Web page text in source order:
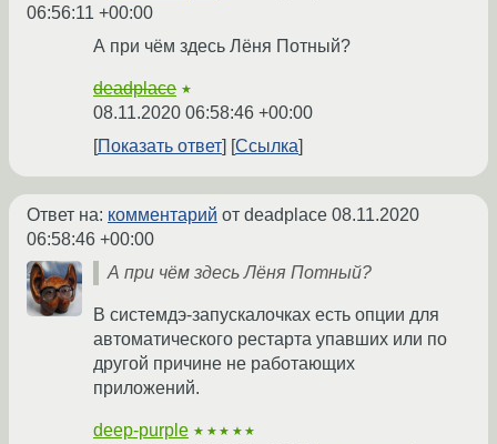
06:56:11 +00:00
А при чём здесь Лёня Потный?
deadplace ★
08.11.2020 06:58:46 +00:00
Показать ответ
Ссылка
Ответ на: комментарий от deadplace 08.11.2020
06:58:46 +00:00
А при чём здесь Лёня Потный?
В системдэ-запускалочках есть опции для
автоматического рестарта упавших или по
другой причине не работающих
приложений.
deep-purple ★★★★★